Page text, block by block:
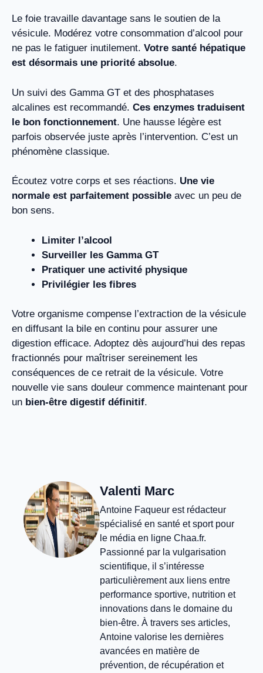
Le foie travaille davantage sans le soutien de la
vésicule. Modérez votre consommation d’alcool pour
ne pas le fatiguer inutilement. Votre santé hépatique
est désormais une priorité absolue.
Un suivi des Gamma GT et des phosphatases
alcalines est recommandé. Ces enzymes traduisent
le bon fonctionnement. Une hausse légère est
parfois observée juste après l’intervention. C’est un
phénomène classique.
Écoutez votre corps et ses réactions. Une vie
normale est parfaitement possible avec un peu de
bon sens.
Limiter l’alcool
Surveiller les Gamma GT
Pratiquer une activité physique
Privilégier les fibres
Votre organisme compense l’extraction de la vésicule
en diffusant la bile en continu pour assurer une
digestion efficace. Adoptez dès aujourd’hui des repas
fractionnés pour maîtriser sereinement les
conséquences de ce retrait de la vésicule. Votre
nouvelle vie sans douleur commence maintenant pour
un bien-être digestif définitif.
Valenti Marc
Antoine Faqueur est rédacteur
spécialisé en santé et sport pour
le média en ligne Chaa.fr.
Passionné par la vulgarisation
scientifique, il s’intéresse
particulièrement aux liens entre
performance sportive, nutrition et
innovations dans le domaine du
bien-être. À travers ses articles,
Antoine valorise les dernières
avancées en matière de
prévention, de récupération et